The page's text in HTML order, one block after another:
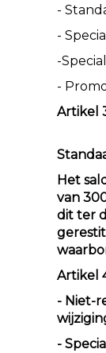
-
-
-
-
Artikel
Het
van
dit ter
Artikel
- Niet-
-